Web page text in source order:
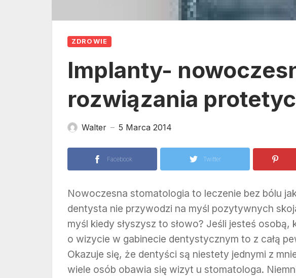
ZDROWIE
Implanty-
rozwiązania
Walter — 5 Marca 2014
Facebook Twitter
Nowoczesna stomatologia to leczenie bez bólu
dentysta nie przywodzi na myśl pozytywnych
myśl kiedy słyszysz to słowo? Jeśli jesteś
o wizycie w gabinecie dentystycznym to z całą
Okazuje się, że dentyści są niestety jednymi z
wiele osób obawia się wizyt u stomatologa.